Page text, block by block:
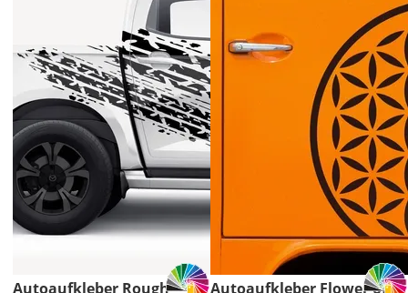
Autoaufkleber Rough
Autoaufkleber Flower of